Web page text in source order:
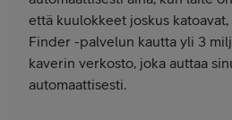
että kuulokkeet joskus
Finder -palvelun kautta yli 3
kaverin verkosto, joka auttaa
automaattisesti.